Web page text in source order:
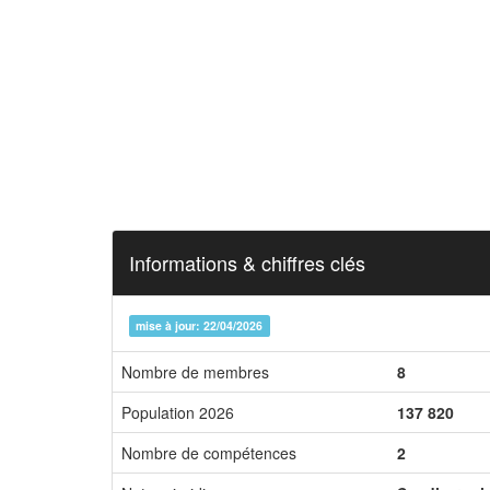
Informations & chiffres clés
mise à jour: 22/04/2026
Nombre de membres 8
Population 2026
137 820
Nombre de compétences
2